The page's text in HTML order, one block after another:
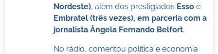
Nordeste), além dos prestigiados Essoe
Embratel (três vezes), em parceria com a
jornalista Ângela Fernando Belfort.
No rádio, comentou política e economia